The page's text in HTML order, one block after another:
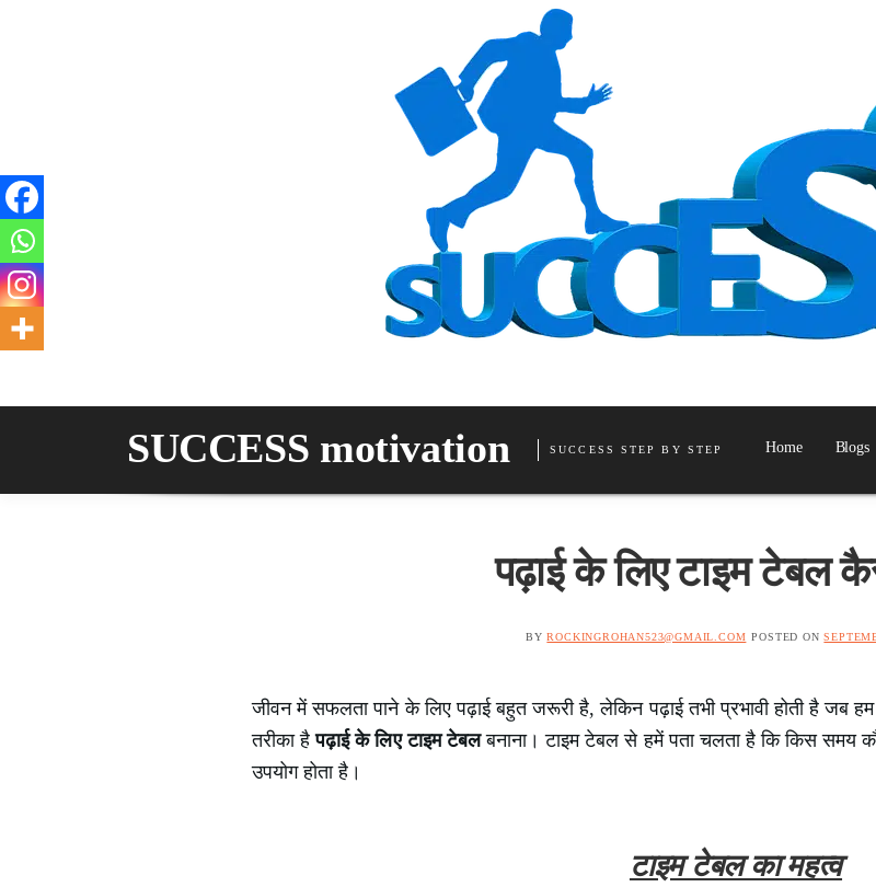
SUCCESS motivation SUCCESS STEP BY STEP Home Blogs
पढ़ाई के लिए टाइम टेबल
BYROCKINGROHAN523@GMAIL.COM POSTED ON
जीवन में सफलता पाने के लिए पढ़ाई बहुत जरूरी है, लेकिन पढ़ाई तभी प्रभावी होती है
तरीका हैपढ़ाई के लिए टाइम टेबलबनाना। टाइम टेबल से हमें पता चलता है कि किस समय
उपयोग होता है।
टाइम टेबल का महत्व